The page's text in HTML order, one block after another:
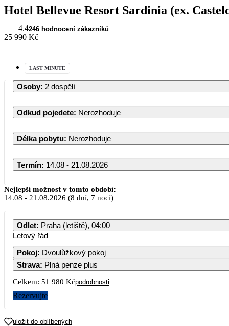
Hotel Bellevue Resort Sardinia (ex.
4.4246 hodnocení zákazníků
25 990 Kč
LAST MINUTE
Osoby: 2 dospělí
Odkud pojedete: Nerozhoduje
Délka pobytu: Nerozhoduje
Termín: 14.08 - 21.08.2026
Nejlepší možnost v tomto období:
14.08 - 21.08.2026 (8 dní, 7 nocí)
Odlet: Praha (letiště), 04:00
Letový řád
Pokoj: Dvoulůžkový pokoj
Strava: Plná penze plus
Celkem: 51 980 Kčpodrobnosti
Rezervujte
uložit do oblíbených